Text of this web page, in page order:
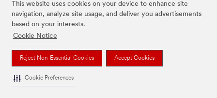
This website uses cookies on your device to enhance site
navigation, analyze site usage, and deliver you advertisements
based on your interests.
Cookie Notice
Reject Non-Essential Cookies Accept Cookies
Cookie Preferences